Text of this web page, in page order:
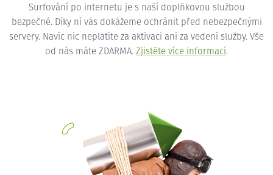
Surfování po internetu je s naší doplňkovou službou
bezpečné. Díky ní vás dokážeme ochránit před nebezpečnými
servery. Navíc nic neplatíte za aktivaci ani za vedení služby. Vše
od nás máte ZDARMA. Zjistěte více informací.